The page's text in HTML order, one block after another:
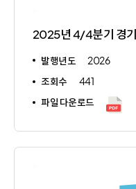
발행년도
2026
조회수
441
파일 다운로드